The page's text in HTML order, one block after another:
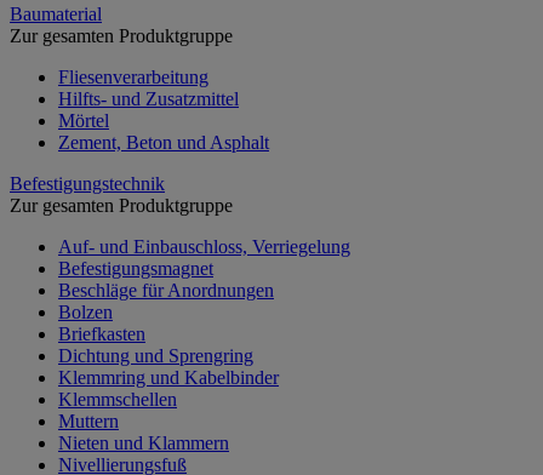
Baumaterial
Zur gesamten Produktgruppe
Fliesenverarbeitung
Hilfts- und Zusatzmittel
Mörtel
Zement, Beton und Asphalt
Befestigungstechnik
Zur gesamten Produktgruppe
Auf- und Einbauschloss, Verriegelung
Befestigungsmagnet
Beschläge für Anordnungen
Bolzen
Briefkasten
Dichtung und Sprengring
Klemmring und Kabelbinder
Klemmschellen
Muttern
Nieten und Klammern
Nivellierungsfuß